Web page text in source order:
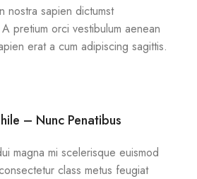
nostra sapien dictumst
pretium orci vestibulum aenean
erat a cum adipiscing sagittis.
– Nunc Penatibus
magna mi scelerisque euismod
class metus feugiat